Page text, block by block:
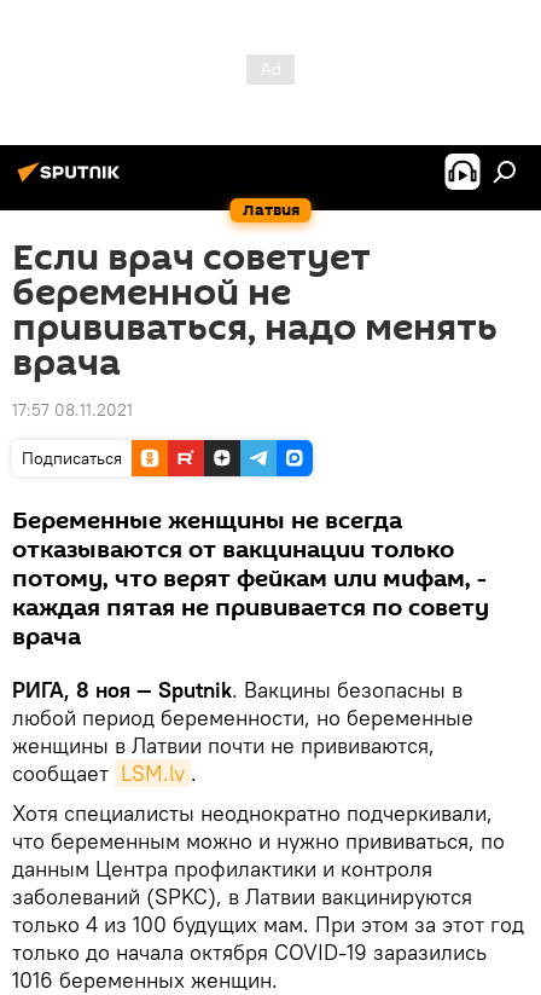
Латвия
Если врач советует
беременной не
прививаться, надо менять
врача
17:57 08.11.2021
Подписаться
Беременные женщины не всегда
отказываются от вакцинации только
потому, что верят фейкам или мифам, -
каждая пятая не прививается по совету
врача
РИГА, 8 ноя — Sputnik. Вакцины безопасны в
любой период беременности, но беременные
женщины в Латвии почти не прививаются,
сообщает LSM.lv .
Хотя специалисты неоднократно подчеркивали,
что беременным можно и нужно прививаться, по
данным Центра профилактики и контроля
заболеваний (SPKC), в Латвии вакцинируются
только 4 из 100 будущих мам. При этом за этот год
только до начала октября COVID-19 заразились
1016 беременных женщин.